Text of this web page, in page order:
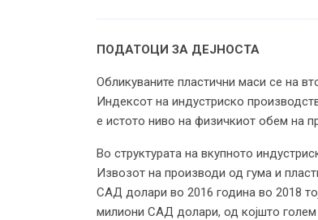
ПОДАТОЦИ ЗА ДЕЈНОСТА
Обликуваните пластични маси се на
Индексот на индустриско
е истото ниво на физичкиот обем на
Во структурата на вкупното
Извозот на производи од гума и
САД долари во 2016 година во 2018
милиони САД долари, од којшто голем